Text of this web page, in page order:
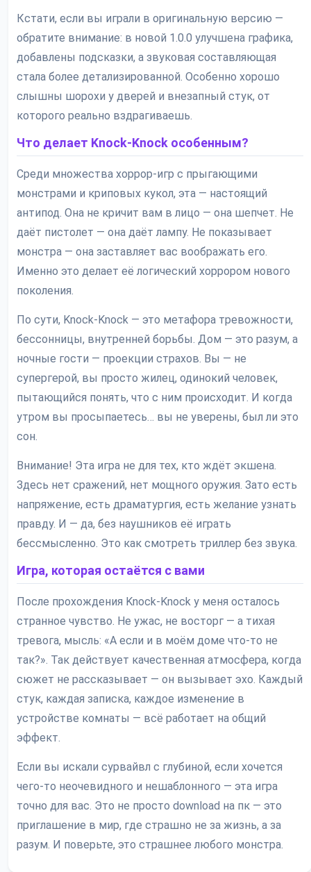
Кстати, если вы играли в оригинальную версию —
обратите внимание: в новой 1.0.0 улучшена графика,
добавлены подсказки, а звуковая составляющая
стала более детализированной. Особенно хорошо
слышны шорохи у дверей и внезапный стук, от
которого реально вздрагиваешь.
Что делает Knock-Knock особенным?
Среди множества хоррор-игр с прыгающими
монстрами и криповых кукол, эта — настоящий
антипод. Она не кричит вам в лицо — она шепчет. Не
даёт пистолет — она даёт лампу. Не показывает
монстра — она заставляет вас воображать его.
Именно это делает её логический хоррором нового
поколения.
По сути, Knock-Knock — это метафора тревожности,
бессонницы, внутренней борьбы. Дом — это разум, а
ночные гости — проекции страхов. Вы — не
супергерой, вы просто жилец, одинокий человек,
пытающийся понять, что с ним происходит. И когда
утром вы просыпаетесь… вы не уверены, был ли это
сон.
Внимание! Эта игра не для тех, кто ждёт экшена.
Здесь нет сражений, нет мощного оружия. Зато есть
напряжение, есть драматургия, есть желание узнать
правду. И — да, без наушников её играть
бессмысленно. Это как смотреть триллер без звука.
Игра, которая остаётся с вами
После прохождения Knock-Knock у меня осталось
странное чувство. Не ужас, не восторг — а тихая
тревога, мысль: «А если и в моём доме что-то не
так?». Так действует качественная атмосфера, когда
сюжет не рассказывает — он вызывает эхо. Каждый
стук, каждая записка, каждое изменение в
устройстве комнаты — всё работает на общий
эффект.
Если вы искали сурвайвл с глубиной, если хочется
чего-то неочевидного и нешаблонного — эта игра
точно для вас. Это не просто download на пк — это
приглашение в мир, где страшно не за жизнь, а за
разум. И поверьте, это страшнее любого монстра.